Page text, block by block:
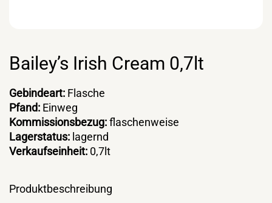
Bailey’s Irish Cream 0,7lt
Gebindeart: Flasche
Pfand: Einweg
Kommissionsbezug:flaschenweise
Lagerstatus: lagernd
Verkaufseinheit: 0,7lt
Produktbeschreibung